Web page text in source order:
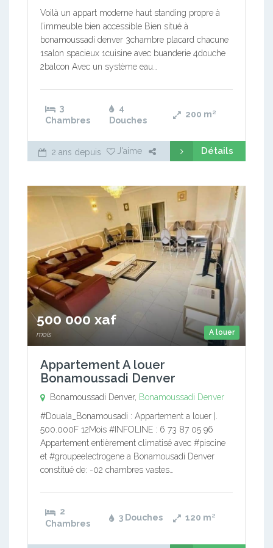
Voilà un appart moderne haut standing propre à
l’immeuble bien accessible Bien situé à
bonamoussadi denver 3chambre placard chacune
1salon spacieux 1cuisine avec buanderie 4douche
2balcon Avec un système eau…
3
Chambres
4
Douches
200 m²
2 ans depuis J'aime Détails
A louer
500 000 xaf
mois
Appartement A louer
Bonamoussadi Denver
Bonamoussadi Denver, Bonamoussadi Denver
#Douala_Bonamousadi : Appartement a louer |.
500.000F 12Mois #INFOLINE : 6 73 87 05 96
Appartement entièrement climatisé avec #piscine
et #groupeelectrogene a Bonamousadi Denver
constitué de: -02 chambres vastes…
2
Chambres
3 Douches 120 m²